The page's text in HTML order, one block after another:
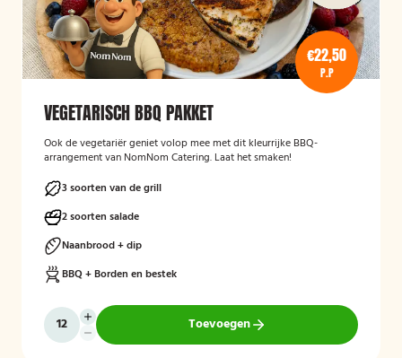
€22,50
P.P
VEGETARISCH BBQ PAKKET
Ook de vegetariër geniet volop mee met dit kleurrijke BBQ-
arrangement van NomNom Catering. Laat het smaken!
3 soorten van de grill
2 soorten salade
Naanbrood + dip
BBQ + Borden en bestek
Toevoegen